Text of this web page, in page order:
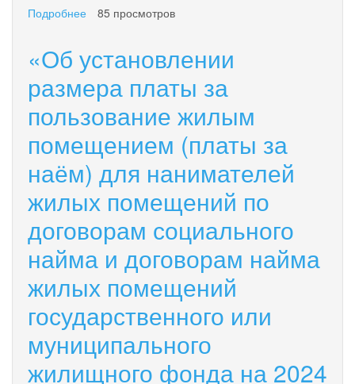
Подробнее
размера
за
жилым
помещением
(платы
за
наём)
для
жилых
по
договорам
социального
найма
и
договорам
найма
жилых
85 просмотров
«Об установлении
размера платы за
пользование жилым
помещением (платы за
наём) для нанимателей
жилых помещений по
договорам социального
найма и договорам найма
жилых помещений
государственного или
муниципального
жилищного фонда на 2024